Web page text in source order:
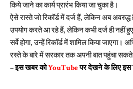
किये जाने का कार्य प्रारंभ किया जा चुका है।
ऐसे रास्ते जो रिकॉर्ड में दर्ज हैं, लेकिन अब अवरुद्ध
उपयोग करते आ रहे हैं, लेकिन कभी दर्ज ही नहीं
सर्वे होगा, उन्हें रिकॉर्ड में शामिल किया
रस्ते के बारे में सरकार तक अपनी बात पहुंचा
– इस खबर कोYouTubeपर देखने के लिए इस